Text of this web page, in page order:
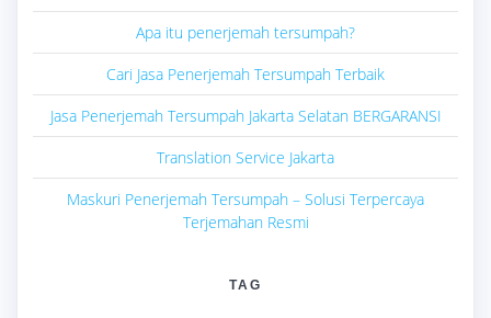
Apa itu penerjemah tersumpah?
Cari Jasa Penerjemah Tersumpah Terbaik
Jasa Penerjemah Tersumpah Jakarta Selatan BERGARANSI
Translation Service Jakarta
Maskuri Penerjemah Tersumpah – Solusi Terpercaya
Terjemahan Resmi
TAG